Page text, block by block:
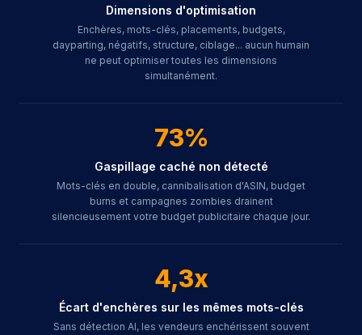
Dimensions d'optimisation
Enchères, mots-clés, placements, budgets,
dayparting, négatifs, structure, ciblage... aucun humain
ne peut optimiser toutes les dimensions
simultanément.
73%
Gaspillage caché non détecté
Mots-clés en double, cannibalisation d'ASIN, budget
burns et campagnes zombies drainent
silencieusement votre budget publicitaire chaque jour.
4,3x
Écart d'enchères sur les mêmes mots-clés
Sans détection AI, les vendeurs enchérissent souvent